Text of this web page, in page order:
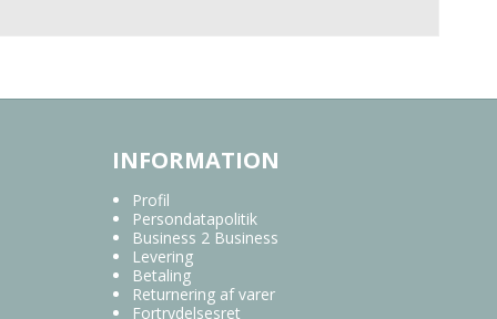
INFORMATION
Profil
Persondatapolitik
Business 2 Business
Levering
Betaling
Returnering af varer
Fortrydelsesret